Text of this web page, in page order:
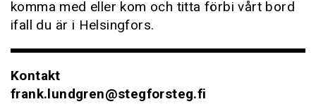
komma med eller kom och titta förbi vårt bord
ifall du är i Helsingfors.
Kontakt
frank.lundgren@stegforsteg.fi